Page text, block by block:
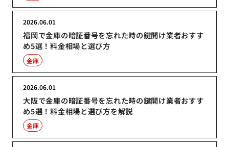
福岡で金庫の暗証番号を忘れた時の鍵開け業者おすす
め5選！料金相場と選び方
2026.06.01
金庫
大阪で金庫の暗証番号を忘れた時の鍵開け業者おすす
め5選！料金相場と選び方を解説
2026.06.01
金庫